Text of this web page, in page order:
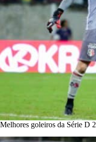
Melhores goleiros da Série D